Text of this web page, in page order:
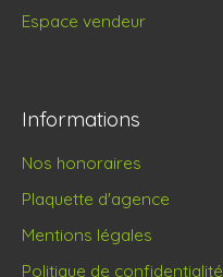
Espace vendeur
Informations
Nos honoraires
Plaquette d'agence
Mentions légales
Politique de confidentialité